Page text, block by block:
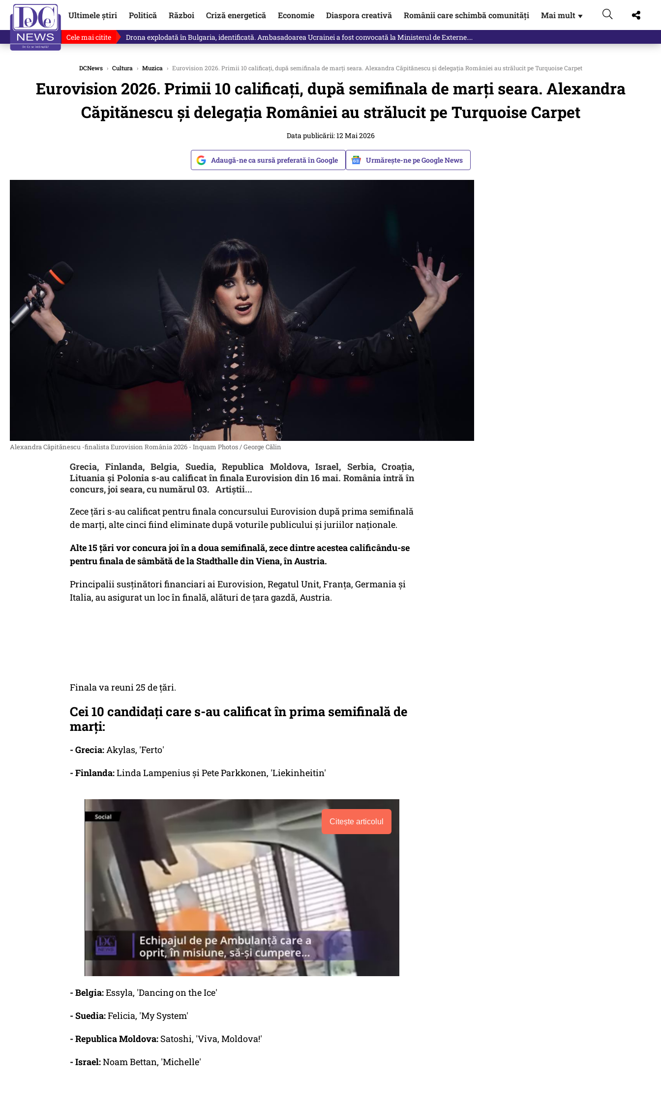
Ultimele știri Politică Război Criză energetică Economie Diaspora creativă Românii care schimbă comunități Mai mult ▼
Cele mai citite Drona explodată în Bulgaria, identificată. Ambasadoarea Ucrainei a fost convocată la Ministerul de Externe.…
DCNews › Cultura › Muzica › Eurovision 2026. Primii 10 calificați, după semifinala de marți seara. Alexandra Căpitănescu şi delegaţia României au strălucit pe Turquoise Carpet
Eurovision 2026. Primii 10 calificați, după semifinala de marți seara. Alexandra
Căpitănescu şi delegaţia României au strălucit pe Turquoise Carpet
Data publicării: 12 Mai 2026
Adaugă-ne ca sursă preferată în Google Urmărește-ne pe Google News
Alexandra Căpitănescu -finalista Eurovision România 2026 - Inquam Photos / George Călin
Grecia, Finlanda, Belgia, Suedia, Republica Moldova, Israel, Serbia, Croaţia,
Lituania şi Polonia s-au calificat în finala Eurovision din 16 mai. România intră în
concurs, joi seara, cu numărul 03. Artiștii...
Zece țări s-au calificat pentru finala concursului Eurovision după prima semifinală
de marți, alte cinci fiind eliminate după voturile publicului și juriilor naționale.
Alte 15 țări vor concura joi în a doua semifinală, zece dintre acestea calificându-se
pentru finala de sâmbătă de la Stadthalle din Viena, în Austria.
Principalii susținători financiari ai Eurovision, Regatul Unit, Franța, Germania și
Italia, au asigurat un loc în finală, alături de țara gazdă, Austria.
Finala va reuni 25 de țări.
Cei 10 candidați care s-au calificat în prima semifinală de
marți:
- Grecia:Akylas, 'Ferto'
- Finlanda:Linda Lampenius și Pete Parkkonen, 'Liekinheitin'
Citește articolul
- Belgia:Essyla, 'Dancing on the Ice'
- Suedia:Felicia, 'My System'
- Republica Moldova: Satoshi, 'Viva, Moldova!'
- Israel:Noam Bettan, 'Michelle'